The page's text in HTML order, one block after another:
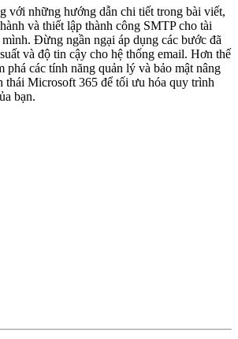
với những hướng dẫn chi tiết trong bài viết,
và thiết lập thành công SMTP cho tài
Đừng ngần ngại áp dụng các bước đã
và độ tin cậy cho hệ thống email. Hơn thế
phá các tính năng quản lý và bảo mật nâng
thái Microsoft 365 để tối ưu hóa quy trình
bạn.